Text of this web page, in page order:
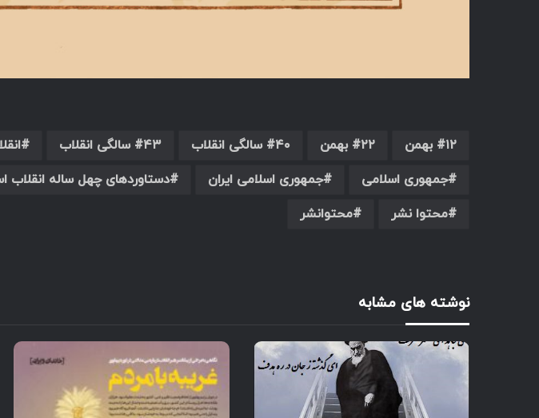
۱۲ بهمن ۲۲ بهمن ۴۰ سالگی انقلاب ۴۳ سالگی انقلاب
جمهوری اسلامی
جمهوری اسلامی ایران دستاوردهای چهل ساله انقلاب
محتوا نشر
محتوانشر
نوشته های مشابه